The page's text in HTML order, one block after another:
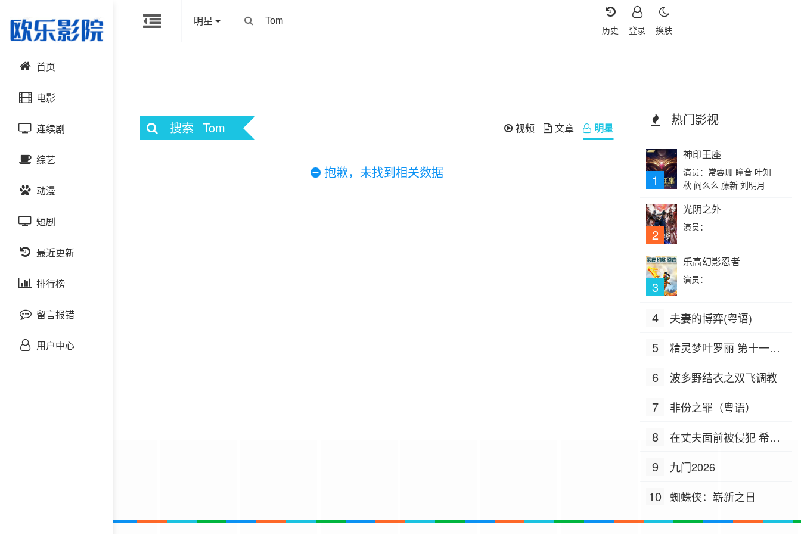
明星
换肤
登录
历史
首页
电影
动作片
喜剧片
爱情片
科幻片
恐怖片
剧情片
战争片
悬疑片
连续剧
国产剧
港台剧
日韩剧
欧美剧
泰国剧
综艺
大陆综艺
日韩综艺
港台综艺
欧美综艺
动漫
国产动漫
日韩动漫
欧美动漫
短剧
最近更新
排行榜
留言报错
用户中心
搜索 Tom 视频 文章 明星
抱歉，未找到相关数据
热门影视
1
神印王座
演员：常蓉珊 瞳音 叶知
秋 阎么么 藤新 刘明月
2
光阴之外
演员：
3
乐高幻影忍者
演员：
4 夫妻的博弈(粤语)
5
精灵梦叶罗丽 第十一季
6 波多野结衣之双飞调教
7 非份之罪（粤语）
8
在丈夫面前被侵犯 希岛
9 九门2026
10 蜘蛛侠：崭新之日